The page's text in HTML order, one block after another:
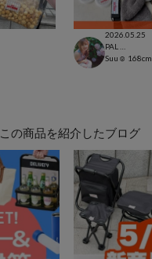
2026.05.25
Suu☺︎ 168cm
この商品を紹介したブログ